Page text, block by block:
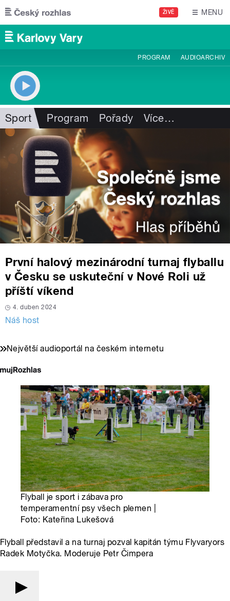
Přejít k hlavnímu obsahu
ŽIVĚ MENU
PROGRAM AUDIOARCHIV
Sport Program Pořady Více…
První halový mezinárodní turnaj flyballu
v Česku se uskuteční v Nové Roli už
příští víkend
4. duben 2024
Náš host
Největší audioportál na českém internetu
Flyball je sport i zábava pro
temperamentní psy všech plemen |
Foto: Kateřina Lukešová
Flyball představil a na turnaj pozval kapitán týmu Flyvaryors
Radek Motyčka. Moderuje Petr Čimpera